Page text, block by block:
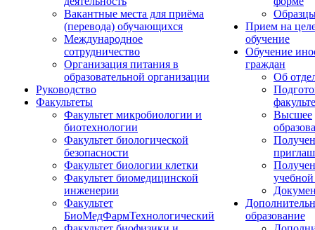
Вакантные места для приёма
(перевода) обучающихся
Международное
сотрудничество
Организация питания в
образовательной организации
Руководство
Факультеты
Факультет микробиологии и
биотехнологии
Факультет биологической
безопасности
Факультет биологии клетки
Факультет биомедицинской
инженерии
Факультет
БиоМедФармТехнологический
Прием на
обучение
Обучение
граждан
Об
Высшее
образование